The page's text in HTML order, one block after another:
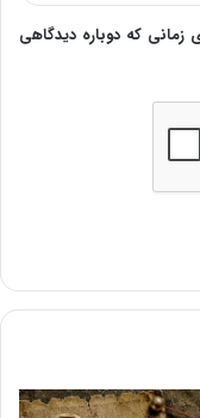
زمانی که دوباره دیدگاهی